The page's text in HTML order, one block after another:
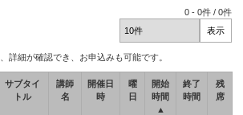
0 -0件 /0件
詳細が確認でき、お申込みも可能です。
サブタイ
トル
講師
名
開催日
時
曜
日
開始
時間
▲
終了
時間
残
席